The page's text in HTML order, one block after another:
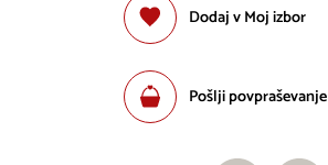
Dodaj v Moj izbor
Pošlji povpraševanje